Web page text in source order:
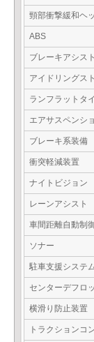
頸部衝撃緩和ヘ
ABS
ブレーキアシスト
アイドリングス
ランフラットタ
エアサスペンシ
ブレーキ系装備
衝突軽減装置
ナイトビジョン
レーンアシスト
車間距離自動制
ソナー
駐車支援システ
センターデフロ
横滑り防止装置
トラクションコ